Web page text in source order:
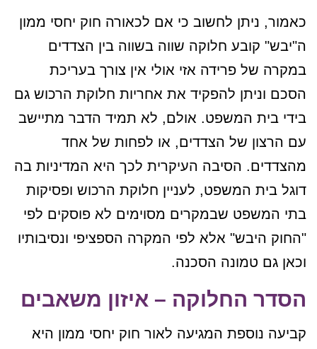
כאמור, ניתן לחשוב כי אם לכאורה חוק יחסי ממון
ה"יבש" קובע חלוקה שווה בשווה בין הצדדים
במקרה של פרידה אזי אולי אין צורך בעריכת
הסכם וניתן להפקיד את אחריות חלוקת הרכוש גם
בידי בית המשפט. אולם, לא תמיד הדבר מתיישב
עם הרצון של הצדדים, או לפחות של אחד
מהצדדים. הסיבה העיקרית לכך היא המדיניות בה
דוגל בית המשפט, לעניין חלוקת הרכוש ופסיקות
בתי המשפט שבמקרים מסוימים לא פוסקים לפי
"החוק היבש" אלא לפי המקרה הספציפי ונסיבותיו
וכאן גם טמונה הסכנה.
הסדר החלוקה – איזון משאבים
קביעה נוספת המגיעה לאור חוק יחסי ממון היא